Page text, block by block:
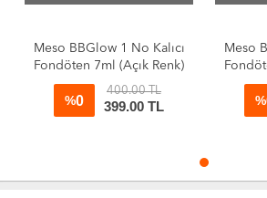
Meso BBGlow 1 No Kalıcı
Fondöten 7ml (Açık Renk)
%0
400.00 TL
399.00 TL
Meso
%